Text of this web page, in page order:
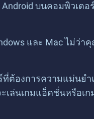
บนคอมพิวเ
และ Mac ไม่
ที่ต้องการความแม่
ล่นเกมแอ็คชั่นหรือ